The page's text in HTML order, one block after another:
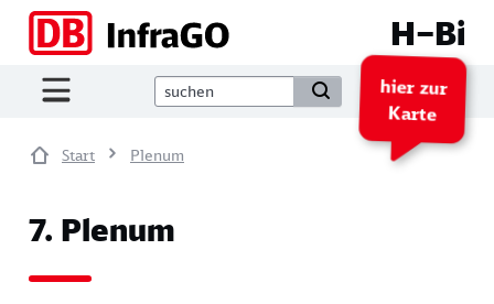
Direkt zum Inhalt
H–Bi
hier zur
Karte
Start Plenum
7. Plenum